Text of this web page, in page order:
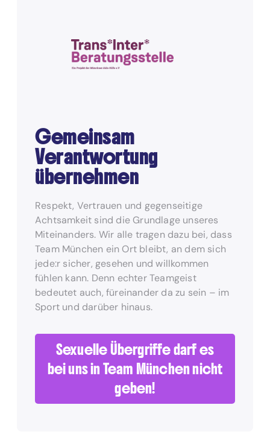
Gemeinsam
Verantwortung
übernehmen
Respekt, Vertrauen und gegenseitige
Achtsamkeit sind die Grundlage unseres
Miteinanders. Wir alle tragen dazu bei, dass
Team München ein Ort bleibt, an dem sich
jede:r sicher, gesehen und willkommen
fühlen kann. Denn echter Teamgeist
bedeutet auch, füreinander da zu sein – im
Sport und darüber hinaus.
Sexuelle Übergriffe darf es
bei uns in Team München nicht
geben!